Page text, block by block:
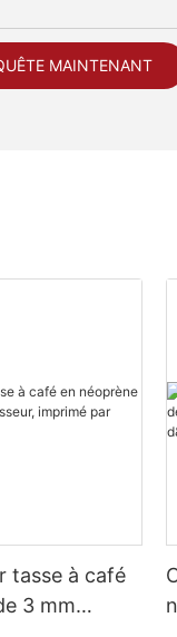
MAINTENANT
tasse à café
3 mm